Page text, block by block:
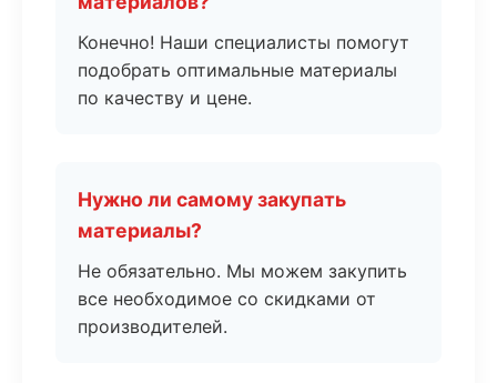
Конечно! Наши специалисты помогут
подобрать оптимальные материалы
по качеству и цене.
Нужно ли самому закупать
материалы?
Не обязательно. Мы можем закупить
все необходимое со скидками от
производителей.